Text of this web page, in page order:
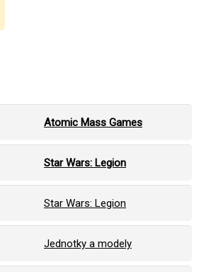
Atomic Mass Games
Star Wars: Legion
Star Wars: Legion
Jednotky a modely